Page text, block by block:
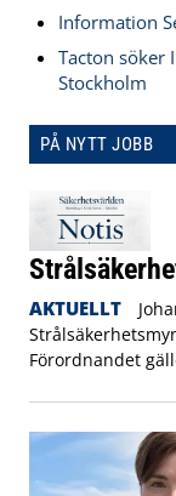
Information
Tacton söker
Stockholm
PÅ NYTT JOBB
AKTUELLT
Förordnandet